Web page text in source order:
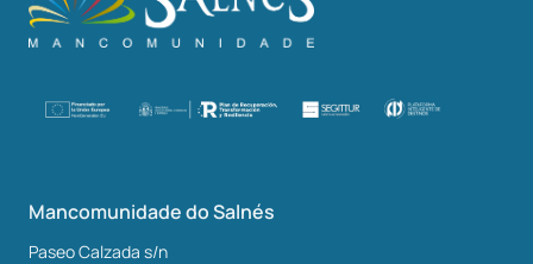
Mancomunidade do Salnés
Paseo Calzada s/n